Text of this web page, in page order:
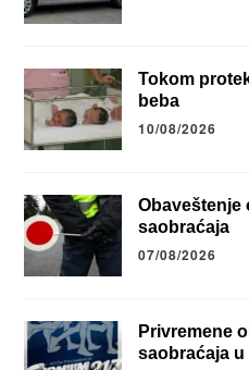
Tokom
beba
10/08/2026
Obaveštenje
saobraćaja
07/08/2026
Privremene
saobraćaja u